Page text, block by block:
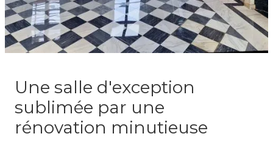
Une salle d'exception
sublimée par une
rénovation minutieuse